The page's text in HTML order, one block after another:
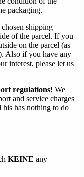
packaging.
shipping
of the parcel. If you
on the parcel (as
Also if you have any
interest, please let us
regulations! We
and service charges
has nothing to do
KEINE any